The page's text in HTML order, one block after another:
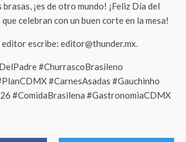
¡es de otro mundo! ¡Feliz Día del
celebran con un buen corte en la mesa!
escribe: editor@thunder.mx.
#ChurrascoBrasileno
#CarnesAsadas #Gauchinho
#ComidaBrasilena #GastronomiaCDMX